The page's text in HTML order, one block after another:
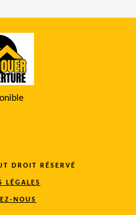
DROIT RÉSERVÉ
LÉGALES
NOUS